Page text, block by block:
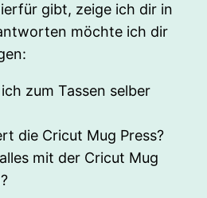
gibt, zeige ich dir in
möchte ich dir
zum Tassen selber
die Cricut Mug Press?
mit der Cricut Mug